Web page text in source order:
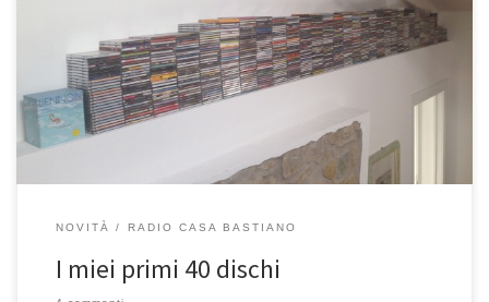
Oggi compio 40 anni e, tra i vari bilanci che pesano su questa
giornata, ho deciso di farne uno anche musicale. Non è una
classifica, non ci sono primi e ultimi posti, solo una lista di dischi
che inizialmente dovevano essere 40, ma sono diventati
NOVITÀ RADIO CASA BASTIANO
I miei primi 40 dischi